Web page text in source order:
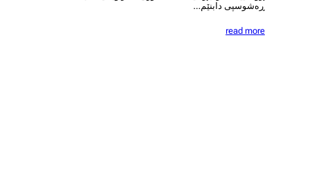
ڕەشوسپی دابنێم…
read more